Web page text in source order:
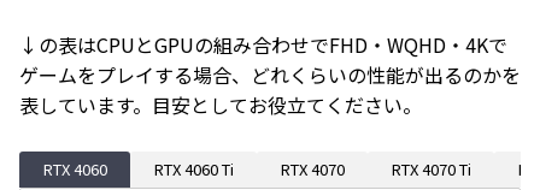
↓の表はCPUとGPUの組み合わせでFHD・WQHD・4Kで
ゲームをプレイする場合、どれくらいの性能が出るのかを
表しています。目安としてお役立てください。
RTX 4060 RTX 4060 Ti RTX 4070 RTX 4070 Ti